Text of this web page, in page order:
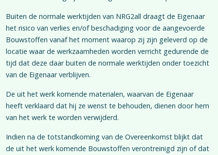
Buiten de normale werktijden van NRG2all draagt de Eigenaar
het risico van verlies en/of beschadiging voor de aangevoerde
Bouwstoffen vanaf het moment waarop zij zijn geleverd op de
locatie waar de werkzaamheden worden verricht gedurende de
tijd dat deze daar buiten de normale werktijden onder toezicht
van de Eigenaar verblijven.
De uit het werk komende materialen, waarvan de Eigenaar
heeft verklaard dat hij ze wenst te behouden, dienen door hem
van het werk te worden verwijderd.
Indien na de totstandkoming van de Overeenkomst blijkt dat
de uit het werk komende Bouwstoffen verontreinigd zijn of dat